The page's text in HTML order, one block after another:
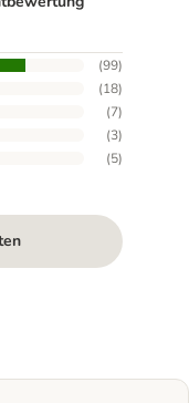
(99)
(18)
(7)
(3)
(5)